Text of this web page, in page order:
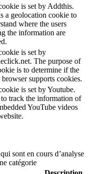
is set by Addthis.
a geolocation cookie to
where the users
the information are
is set by
The purpose of
is to determine if the
browser supports cookies.
is set by Youtube.
track the information of
YouTube videos
sont en cours d’analyse
catégorie